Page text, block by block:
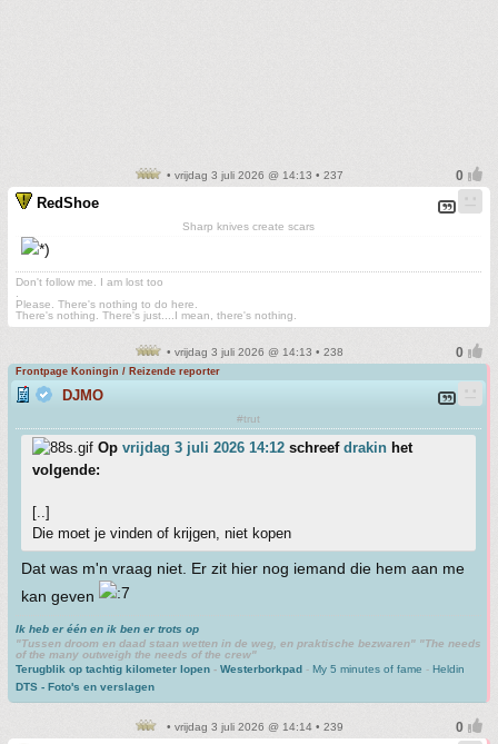
• vrijdag 3 juli 2026 @ 14:13 • 237
RedShoe
Sharp knives create scars
Don't follow me. I am lost too
Please. There's nothing to do here.
There's nothing. There's just....I mean, there's nothing.
• vrijdag 3 juli 2026 @ 14:13 • 238
Frontpage Koningin / Reizende reporter
DJMO
#trut
Op vrijdag 3 juli 2026 14:12 schreef drakin het
volgende:
[..]
Die moet je vinden of krijgen, niet kopen
Dat was m'n vraag niet. Er zit hier nog iemand die hem aan me
kan geven
Ik heb er één en ik ben er trots op
"Tussen droom en daad staan wetten in de weg, en praktische bezwaren" "The needs
of the many outweigh the needs of the crew"
Terugblik op tachtig kilometer lopen - Westerborkpad - My 5 minutes of fame - Heldin
DTS - Foto's en verslagen
• vrijdag 3 juli 2026 @ 14:14 • 239